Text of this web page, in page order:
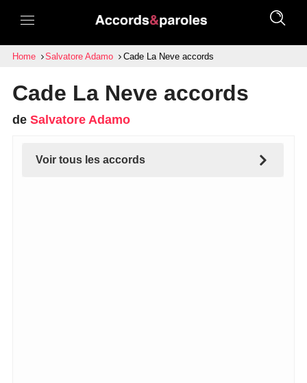
Home Salvatore Adamo Cade La Neve accords
Cade La Neve accords
de Salvatore Adamo
Voir tous les accords